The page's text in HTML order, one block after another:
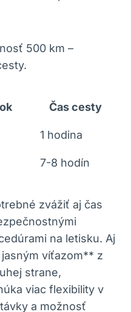
500 km –
Čas cesty
1 hodina
7-8 hodín
zvážiť aj čas
na letisku. Aj
víťazom** z
strane,
viac flexibility v
a možnosť